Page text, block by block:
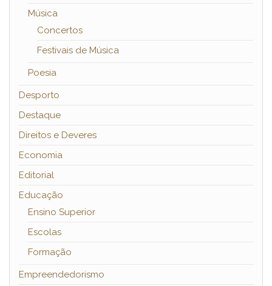
Música
Concertos
Festivais de Música
Poesia
Desporto
Destaque
Direitos e Deveres
Economia
Editorial
Educação
Ensino Superior
Escolas
Formação
Empreendedorismo